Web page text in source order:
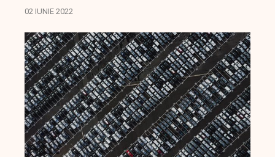
prelungit de cipuri care a afectat producătorii
camioane...
02 IUNIE 2022